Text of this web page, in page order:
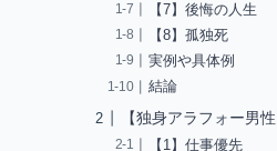
【7】後悔の人生
【8】孤独死
実例や具体例
結論
【独身アラフォー男
【1】仕事優先